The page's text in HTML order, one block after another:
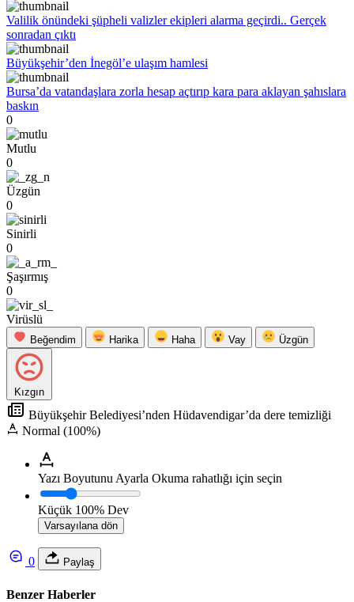
Valilik önündeki şüpheli valizler ekipleri alarma geçirdi.. Gerçek
sonradan çıktı
Büyükşehir’den İnegöl’e ulaşım hamlesi
Bursa’da vatandaşlara zorla hesap açtırıp kara para aklayan şahıslara
baskın
0
Mutlu
0
Üzgün
0
Sinirli
0
Şaşırmış
0
Virüslü
Beğendim Harika Haha Vay Üzgün
Kızgın
Büyükşehir Belediyesi’nden Hüdavendigar’da dere temizliği
Normal (100%)
Yazı Boyutunu Ayarla Okuma rahatlığı için seçin
Küçük 100% Dev
Varsayılana dön
0 Paylaş
Benzer Haberler